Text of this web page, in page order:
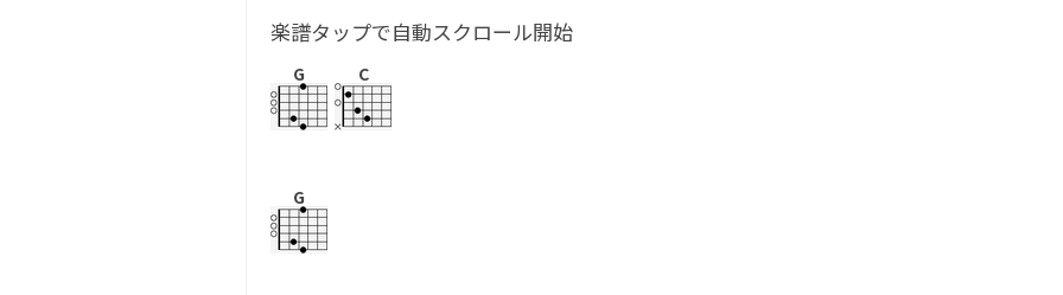
楽譜タップで自動スクロール開始
G C
G